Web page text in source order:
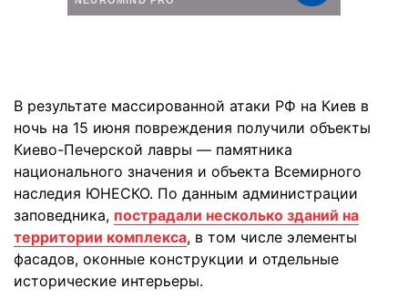
В результате массированной атаки РФ на Киев в
ночь на 15 июня повреждения получили объекты
Киево-Печерской лавры — памятника
национального значения и объекта Всемирного
наследия ЮНЕСКО. По данным администрации
заповедника, пострадали несколько зданий на
территории комплекса, в том числе элементы
фасадов, оконные конструкции и отдельные
исторические интерьеры.